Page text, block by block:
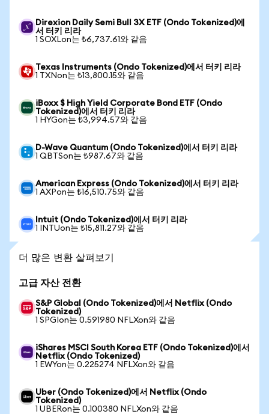
Direxion Daily Semi Bull 3X ETF (Ondo Tokenized)에
서 터키 리라
1 SOXLon는 ₺6,737.61와 같음
Texas Instruments (Ondo Tokenized)에서 터키 리라
1 TXNon는 ₺13,800.15와 같음
iBoxx $ High Yield Corporate Bond ETF (Ondo
Tokenized)에서 터키 리라
1 HYGon는 ₺3,994.57와 같음
D-Wave Quantum (Ondo Tokenized)에서 터키 리라
1 QBTSon는 ₺987.67와 같음
American Express (Ondo Tokenized)에서 터키 리라
1 AXPon는 ₺16,510.75와 같음
Intuit (Ondo Tokenized)에서 터키 리라
1 INTUon는 ₺15,811.27와 같음
더 많은 변환 살펴보기
고급 자산 전환
S&P Global (Ondo Tokenized)에서 Netflix (Ondo
Tokenized)
1 SPGIon는 0.591980 NFLXon와 같음
iShares MSCI South Korea ETF (Ondo Tokenized)에서
Netflix (Ondo Tokenized)
1 EWYon는 0.225274 NFLXon와 같음
Uber (Ondo Tokenized)에서 Netflix (Ondo
Tokenized)
1 UBERon는 0.100380 NFLXon와 같음